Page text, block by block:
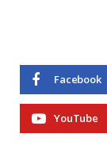
Facebook
YouTube